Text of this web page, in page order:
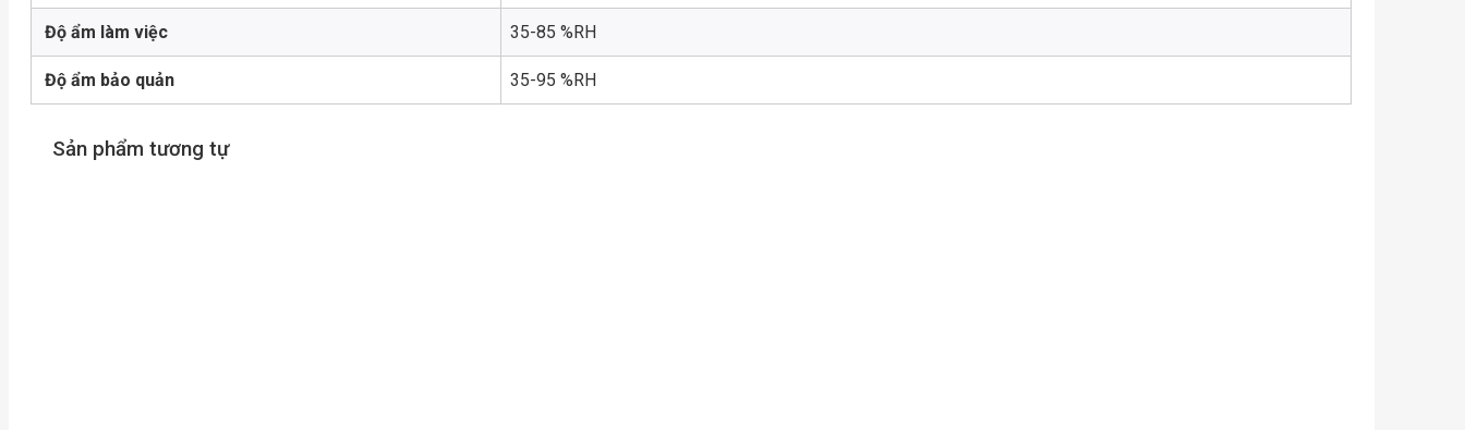
Độ ẩm làm việc 35-85 %RH
Độ ẩm bảo quản 35-95 %RH
Sản phẩm tương tự